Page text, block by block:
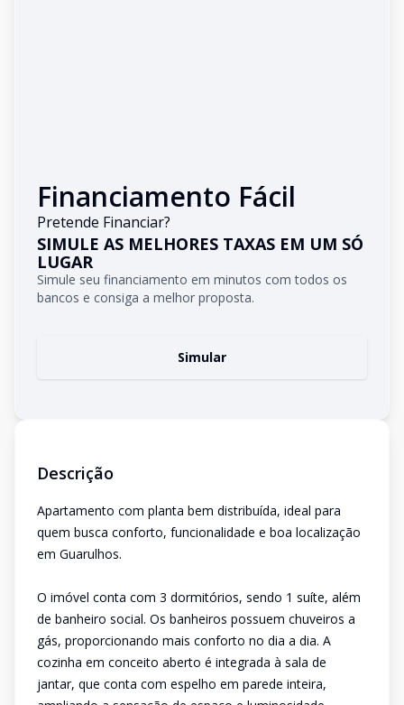
Financiamento Fácil
Pretende Financiar?
SIMULE AS MELHORES TAXAS EM UM SÓ
LUGAR
Simule seu financiamento em minutos com todos os
bancos e consiga a melhor proposta.
Simular
Descrição
Apartamento com planta bem distribuída, ideal para
quem busca conforto, funcionalidade e boa localização
em Guarulhos.
O imóvel conta com 3 dormitórios, sendo 1 suíte, além
de banheiro social. Os banheiros possuem chuveiros a
gás, proporcionando mais conforto no dia a dia. A
cozinha em conceito aberto é integrada à sala de
jantar, que conta com espelho em parede inteira,